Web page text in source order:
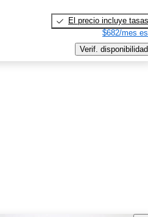
El precio incluye tasas
$682/mes
Verif. disponibilidad